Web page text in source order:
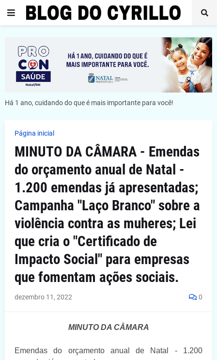
Há 1 ano, cuidando do que é mais importante para você!
Página inicial
MINUTO DA CÂMARA - Emendas
do orçamento anual de Natal -
1.200 emendas já apresentadas;
Campanha "Laço Branco" sobre a
violência contra as muheres; Lei
que cria o "Certificado de
Impacto Social" para empresas
que fomentam ações sociais.
dezembro 11, 2022 0
MINUTO DA CÂMARA
Emendas do orçamento anual de Natal - 1.200